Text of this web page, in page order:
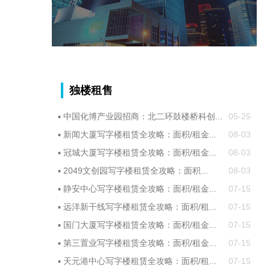
独楼租售
▪ 中国化博产业园招商：北二环鼓楼桥科创...
05-25
▪ 新闻大厦写字楼租赁全攻略：面积/租金...
08-03
▪ 冠城大厦写字楼租赁全攻略：面积/租金...
08-03
▪ 2049文创园写字楼租赁全攻略：面积...
08-03
▪ 静安中心写字楼租赁全攻略：面积/租金...
07-15
▪ 远洋新干线写字楼租赁全攻略：面积/租...
07-15
▪ 国门大厦写字楼租赁全攻略：面积/租金...
07-15
▪ 第三置业写字楼租赁全攻略：面积/租金...
07-15
▪ 天元港中心写字楼租赁全攻略：面积/租... 07-15